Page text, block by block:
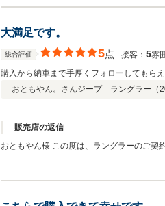
大満足です。
総合評価 5点 接客： 5雰
購入から納車まで手厚くフォローしてもら
おともやん。さんジープ ラングラー（
販売店の返信
おともやん様 この度は、ラングラーのご契約を頂きまして、誠に有難う御座いました。 おともやん様に、今回はこのような高い評価を頂きまして、社員一同、心から感謝申し上げま